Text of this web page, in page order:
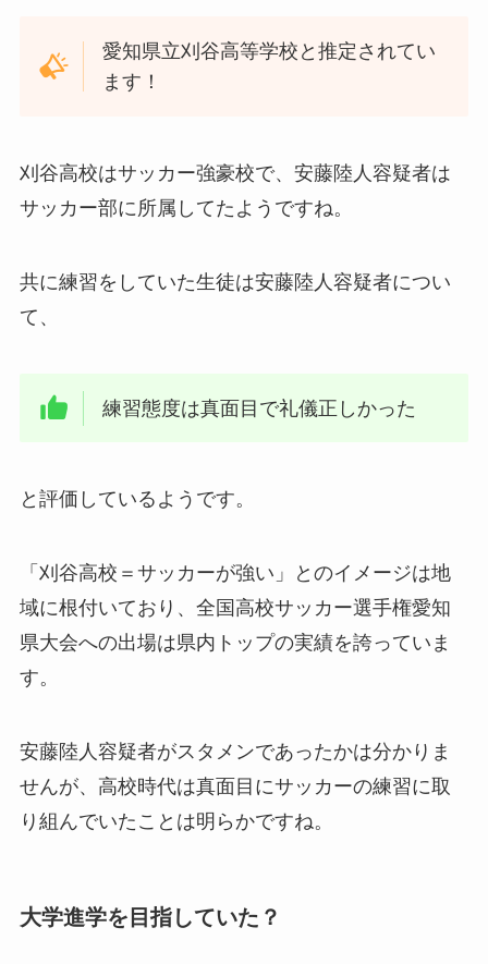
愛知県立刈谷高等学校と推定されてい
ます！
刈谷高校はサッカー強豪校で、安藤陸人容疑者は
サッカー部に所属してたようですね。
共に練習をしていた生徒は安藤陸人容疑者につい
て、
練習態度は真面目で礼儀正しかった
と評価しているようです。
「刈谷高校＝サッカーが強い」とのイメージは地
域に根付いており、全国高校サッカー選手権愛知
県大会への出場は県内トップの実績を誇っていま
す。
安藤陸人容疑者がスタメンであったかは分かりま
せんが、高校時代は真面目にサッカーの練習に取
り組んでいたことは明らかですね。
大学進学を目指していた？